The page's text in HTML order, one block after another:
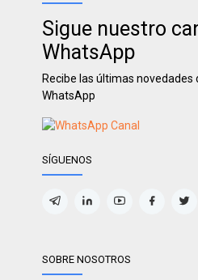
Sigue nuestro
WhatsApp
Recibe las últimas novedades
WhatsApp
SÍGUENOS
SOBRE NOSOTROS